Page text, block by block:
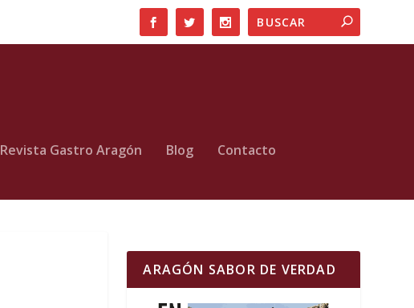
Revista Gastro Aragón Blog Contacto
ARAGÓN SABOR DE VERDAD